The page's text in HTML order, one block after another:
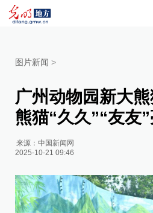
图片新闻 >
广州动物园新大
熊猫“久久”“友友”
来源：中国新闻网
2025-10-21 09:46